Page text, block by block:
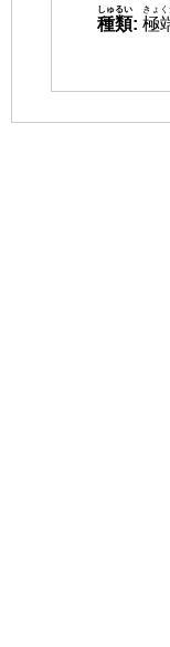
種類
しゅるい
: 極
きょ